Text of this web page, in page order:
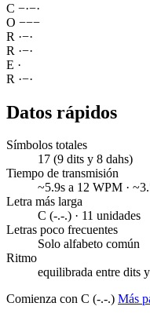
C −·−·
O −−−
R ·−·
R ·−·
E ·
R ·−·
Datos rápidos
Símbolos totales
17 (9 dits y 8 dahs)
Tiempo de transmisión
~5.9s a 12 WPM ·
Letra más larga
C (-.-.) · 11 unidades
Letras poco frecuentes
Solo alfabeto común
Ritmo
equilibrada entre dits
Comienza con C (-.-.) Más